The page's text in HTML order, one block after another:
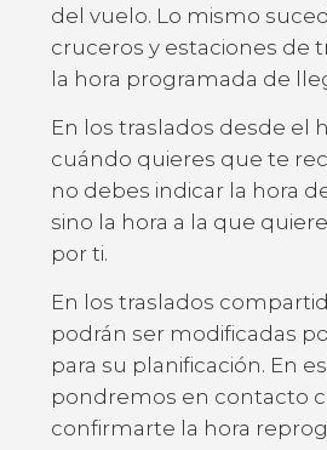
del vuelo. Lo mismo
cruceros y estaciones de
la hora programada de
En los traslados desde el
cuándo quieres que te
no debes indicar la hora
sino la hora a la que
por ti.
En los traslados
podrán ser modificadas
para su planificación. En
pondremos en contacto
confirmarte la hora